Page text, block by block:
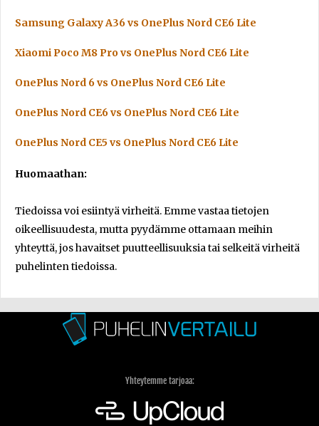
Samsung Galaxy A36 vs OnePlus Nord CE6 Lite
Xiaomi Poco M8 Pro vs OnePlus Nord CE6 Lite
OnePlus Nord 6 vs OnePlus Nord CE6 Lite
OnePlus Nord CE6 vs OnePlus Nord CE6 Lite
OnePlus Nord CE5 vs OnePlus Nord CE6 Lite
Huomaathan:
Tiedoissa voi esiintyä virheitä. Emme vastaa tietojen
oikeellisuudesta, mutta pyydämme ottamaan meihin
yhteyttä, jos havaitset puutteellisuuksia tai selkeitä virheitä
puhelinten tiedoissa.
Yhteytemme tarjoaa: